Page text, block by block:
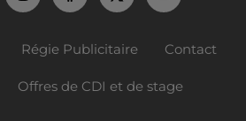
Régie Publicitaire Contact
Offres de CDI et de stage